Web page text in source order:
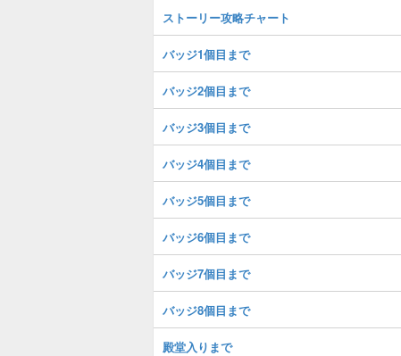
ストーリー攻略チャート
バッジ1個目まで
バッジ2個目まで
バッジ3個目まで
バッジ4個目まで
バッジ5個目まで
バッジ6個目まで
バッジ7個目まで
バッジ8個目まで
殿堂入りまで